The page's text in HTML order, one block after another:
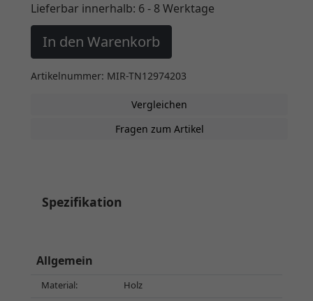
Lieferbar innerhalb: 6 - 8 Werktage
In den Warenkorb
Artikelnummer: MIR-TN12974203
Vergleichen
Fragen zum Artikel
Spezifikation
Allgemein
Material:
Holz